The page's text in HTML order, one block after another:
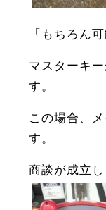
「もちろん
マスターキ
す。
この場合、
す。
商談が成立